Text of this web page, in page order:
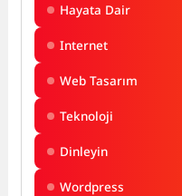
Hayata Dair
Internet
Web Tasarım
Teknoloji
Dinleyin
Wordpress